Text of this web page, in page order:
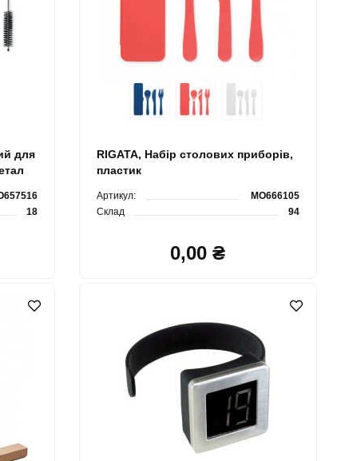
для
18
RIGATA, Набір столових приборів,
пластик
Артикул:
MO666105
Склад
94
0,00 ₴